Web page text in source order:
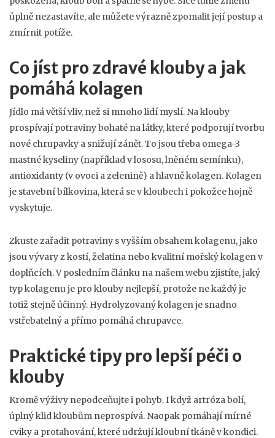
úplně nezastavíte, ale můžete výrazně zpomalit její postup a
zmírnit potíže.
Co jíst pro zdravé klouby a jak
pomáhá kolagen
Jídlo má větší vliv, než si mnoho lidí myslí. Na klouby
prospívají potraviny bohaté na látky, které podporují tvorbu
nové chrupavky a snižují zánět. To jsou třeba omega-3
mastné kyseliny (například v lososu, lněném semínku),
antioxidanty (v ovoci a zelenině) a hlavně kolagen. Kolagen
je stavební bílkovina, která se v kloubech i pokožce hojně
vyskytuje.
Zkuste zařadit potraviny s vyšším obsahem kolagenu, jako
jsou vývary z kostí, želatina nebo kvalitní mořský kolagen v
doplňcích. V posledním článku na našem webu zjistíte, jaký
typ kolagenu je pro klouby nejlepší, protože ne každý je
totiž stejně účinný. Hydrolyzovaný kolagen je snadno
vstřebatelný a přímo pomáhá chrupavce.
Praktické tipy pro lepší péči o
klouby
Kromě výživy nepodceňujte i pohyb. I když artróza bolí,
úplný klid kloubům neprospívá. Naopak pomáhají mírné
cviky a protahování, které udržují kloubní tkáně v kondici.